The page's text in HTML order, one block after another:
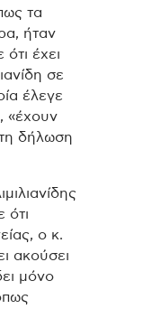
τα
ήταν
έχει
σε
έλεγε
«έχουν
δήλωση
ότι
ο κ.
ακούσει
μόνο